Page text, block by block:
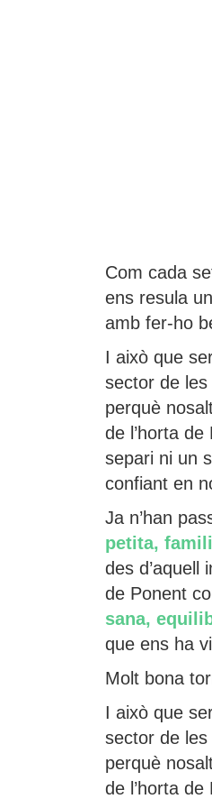
Com cada
ens resula
amb fer-ho
I això que
sector de
perquè
de l’horta
separi ni un
confiant en
Ja n’han
petita,
des d’aquell
de Ponent
sana,
que ens ha
Molt bona
I això que
sector de
perquè
de l’horta